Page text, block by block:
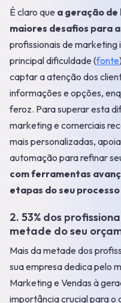
É claro que a geração de
maiores desafios para
profissionais de marketing
principal dificuldade (fonte
captar a atenção dos
informações e opções,
feroz. Para superar esta
marketing e comerciais
mais personalizadas,
automação para refinar
com ferramentas
etapas do seu
2. 53% dos
metade do seu
Mais da metade dos
sua empresa dedica pelo
Marketing e Vendas à
importância crucial para o